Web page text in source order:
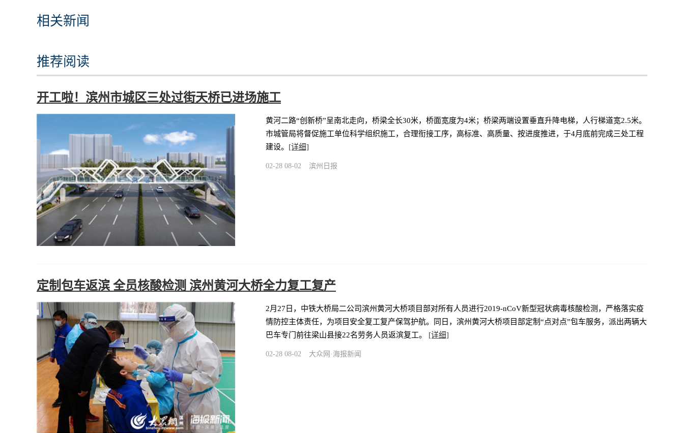
相关新闻
推荐阅读
开工啦！滨州市城区三处过街天桥已进场施工
黄河二路“创新桥”呈南北走向，桥梁全长30米，桥面宽度为4米；桥梁两端设置垂直升降电梯，人行梯道宽2.5米。
市城管局将督促施工单位科学组织施工，合理衔接工序，高标准、高质量、按进度推进，于4月底前完成三处工程
建设。 [详细]
02-28 08-02 滨州日报
定制包车返滨 全员核酸检测 滨州黄河大桥全力复工复产
2月27日，中铁大桥局二公司滨州黄河大桥项目部对所有人员进行2019-nCoV新型冠状病毒核酸检测，严格落实疫
情防控主体责任，为项目安全复工复产保驾护航。同日，滨州黄河大桥项目部定制“点对点”包车服务，派出两辆大
巴车专门前往梁山县接22名劳务人员返滨复工。 [详细]
02-28 08-02 大众网·海报新闻